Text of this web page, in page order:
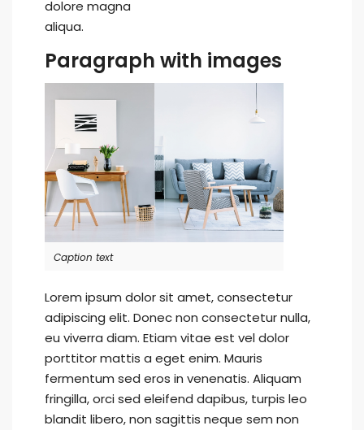
dolore magna
aliqua.
Paragraph with images
Caption text
Lorem ipsum dolor sit amet, consectetur
adipiscing elit. Donec non consectetur nulla,
eu viverra diam. Etiam vitae est vel dolor
porttitor mattis a eget enim. Mauris
fermentum sed eros in venenatis. Aliquam
fringilla, orci sed eleifend dapibus, turpis leo
blandit libero, non sagittis neque sem non